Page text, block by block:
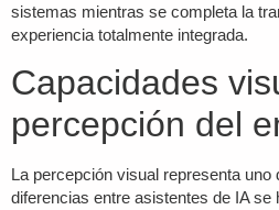
sistemas mientras se completa la
experiencia totalmente integrada.
Capacidades
percepción del
La percepción visual representa uno
diferencias entre asistentes de IA se